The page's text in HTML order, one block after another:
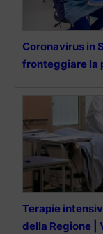
Coronavirus in
fronteggiare la
Terapie
della Regione |